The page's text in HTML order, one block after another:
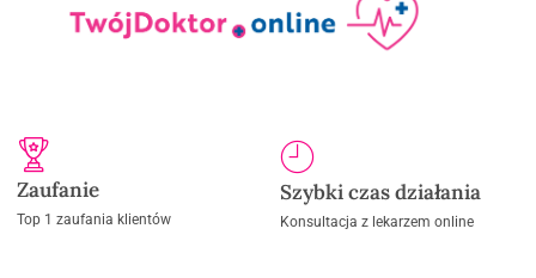
Zaufanie
Top 1 zaufania klientów
Szybki czas działania
Konsultacja z lekarzem online